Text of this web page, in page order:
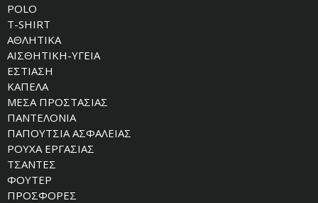
POLO
T-SHIRT
ΑΘΛΗΤΙΚΑ
ΑΙΣΘΗΤΙΚΗ-ΥΓΕΙΑ
ΕΣΤΙΑΣΗ
ΚΑΠΕΛΑ
ΜΕΣΑ ΠΡΟΣΤΑΣΙΑΣ
ΠΑΝΤΕΛΟΝΙΑ
ΠΑΠΟΥΤΣΙΑ ΑΣΦΑΛΕΙΑΣ
ΡΟΥΧΑ ΕΡΓΑΣΙΑΣ
ΤΣΑΝΤΕΣ
ΦΟΥΤΕΡ
ΠΡΟΣΦΟΡΕΣ